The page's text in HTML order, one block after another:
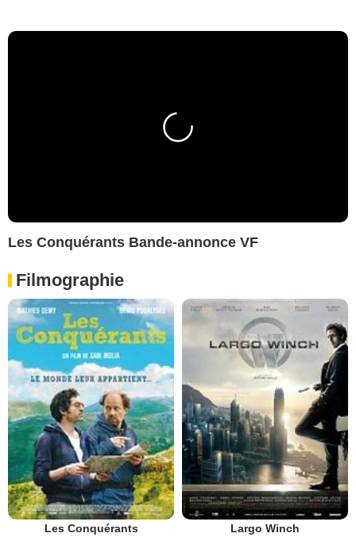
Les Conquérants Bande-annonce VF
Filmographie
Les Conquérants Largo Winch